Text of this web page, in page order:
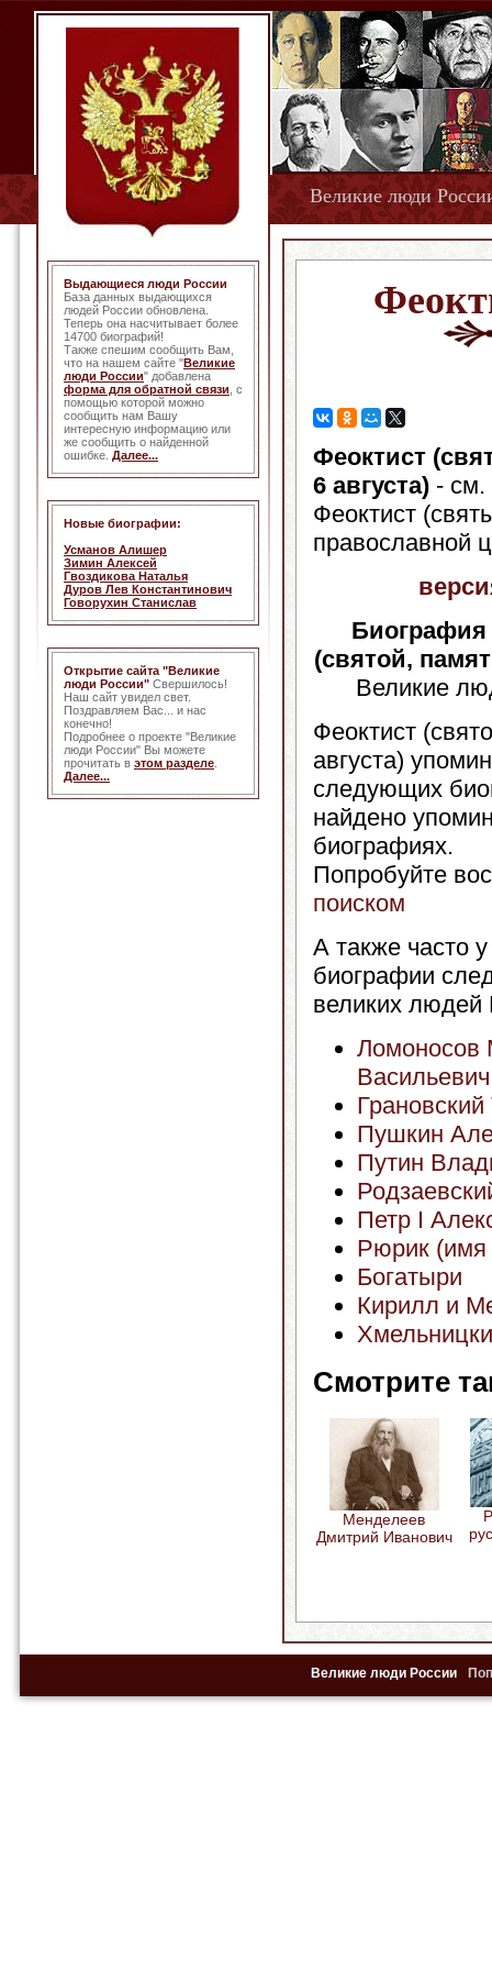
Великие люди
Выдающиеся люди России
База данных выдающихся
людей России обновлена.
Теперь она насчитывает более
14700 биографий!
Также спешим сообщить Вам,
что на нашем сайте "Великие
люди России" добавлена
форма для обратной связи , с
помощью которой можно
сообщить нам Вашу
интересную информацию или
же сообщить о найденной
ошибке. Далее...
Новые биографии:
Усманов Алишер
Зимин Алексей
Гвоздикова Наталья
Дуров Лев Константинович
Говорухин Станислав
Открытие сайта "Великие
люди России" Свершилось!
Наш сайт увидел свет.
Поздравляем Вас... и нас
конечно!
Подробнее о проекте "Великие
люди России" Вы можете
прочитать в этом разделе
Далее...
Феоктист
6 августа) - см.
Феоктист
православной
Биография
(святой,
Великие
Феоктист
августа)
следующих
найдено
биографиях.
Попробуйте
поиском
А также часто
биографии
великих людей
Ломоносов
Васильевич
Пушкин
Путин
Петр I
Рюрик (имя
Богатыри
Кирилл и
Смотрите
Менделеев
Дмитрий Иванович
Великие люди России